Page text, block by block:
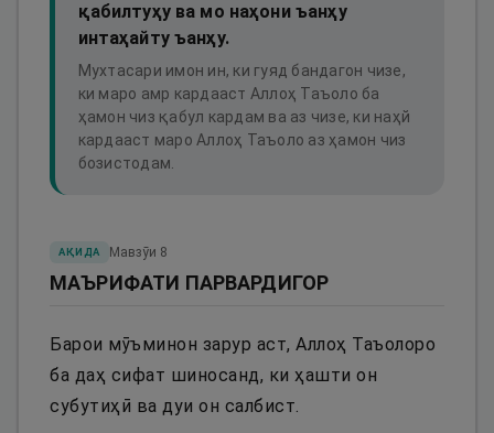
қабилтуҳу ва мо наҳони ъанҳу
интаҳайту ъанҳу.
Мухтасари имон ин, ки гуяд бандагон чизе,
ки маро амр кардааст Аллоҳ Таъоло ба
ҳамон чиз қабул кардам ва аз чизе, ки наҳй
кардааст маро Аллоҳ Таъоло аз ҳамон чиз
бозистодам.
АҚИДА Мавзӯи 8
МАЪРИФАТИ ПАРВАРДИГОР
Барои мӯъминон зарур аст, Аллоҳ Таъолоро
ба даҳ сифат шиносанд, ки ҳашти он
субутиҳӣ ва дуи он салбист.